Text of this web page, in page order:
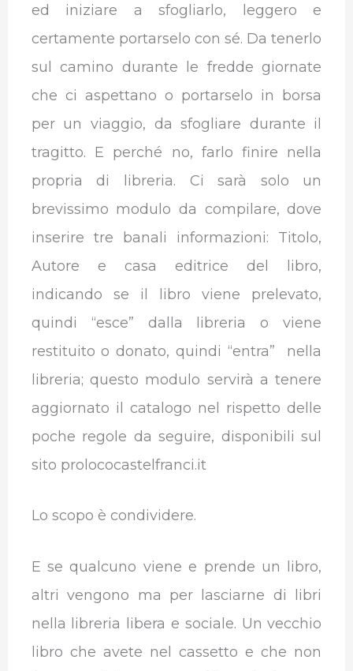
ed iniziare a sfogliarlo, leggero e
certamente portarselo con sé. Da tenerlo
sul camino durante le fredde giornate
che ci aspettano o portarselo in borsa
per un viaggio, da sfogliare durante il
tragitto. E perché no, farlo finire nella
propria di libreria. Ci sarà solo un
brevissimo modulo da compilare, dove
inserire tre banali informazioni: Titolo,
Autore e casa editrice del libro,
indicando se il libro viene prelevato,
quindi “esce” dalla libreria o viene
restituito o donato, quindi “entra” nella
libreria; questo modulo servirà a tenere
aggiornato il catalogo nel rispetto delle
poche regole da seguire, disponibili sul
sito prolococastelfranci.it
Lo scopo è condividere.
E se qualcuno viene e prende un libro,
altri vengono ma per lasciarne di libri
nella libreria libera e sociale. Un vecchio
libro che avete nel cassetto e che non